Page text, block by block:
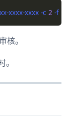
xxxx-xxxx -c 2
核。